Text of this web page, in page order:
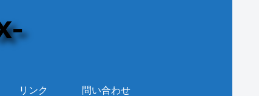
リンク 問い合わせ